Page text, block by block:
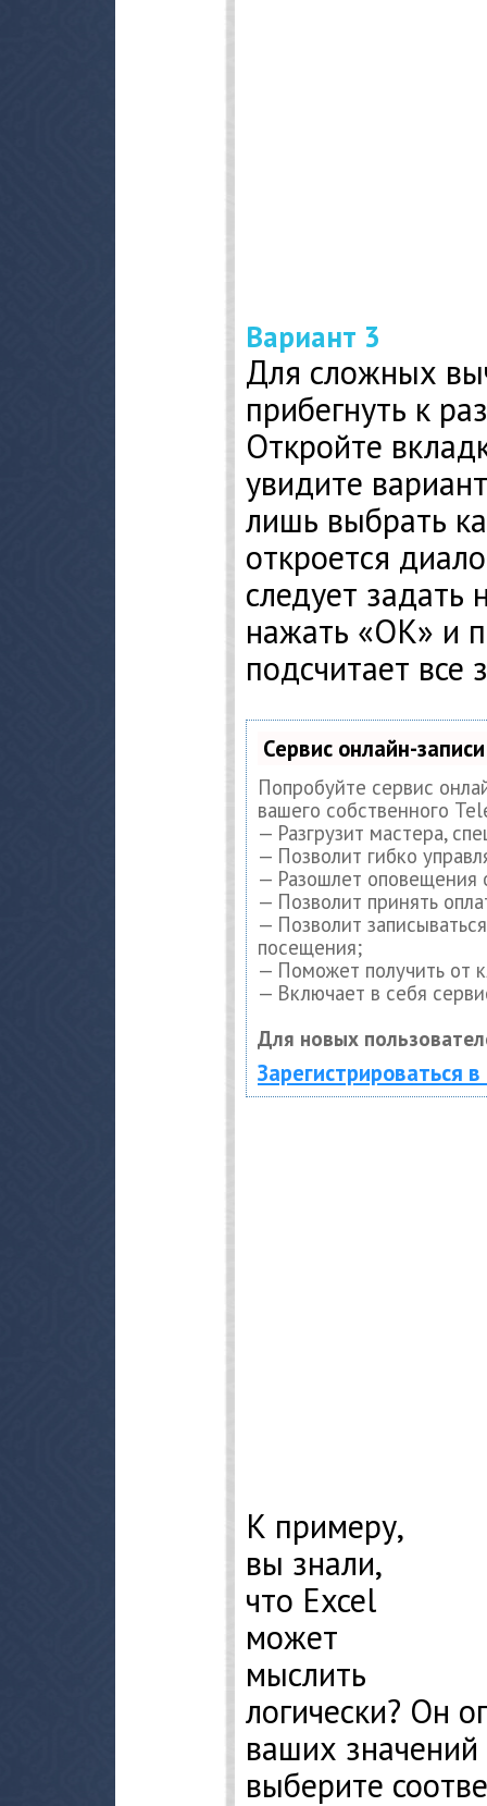
Вариант 3
Для сложных
прибегнуть к
Откройте
увидите
лишь выбрать
откроется
следует
нажать «ОК» и
подсчитает все
Сервис онлайн-
Попробуйте сервис
вашего собственного
— Разгрузит мастера,
— Позволит гибко
— Разошлет оповещения
— Позволит принять
— Позволит
посещения;
— Поможет получить от
— Включает в себя
Для новых
Зарегистрироваться в
К примеру,
вы знали,
что Excel
может
мыслить
логически? Он
ваших
выберите